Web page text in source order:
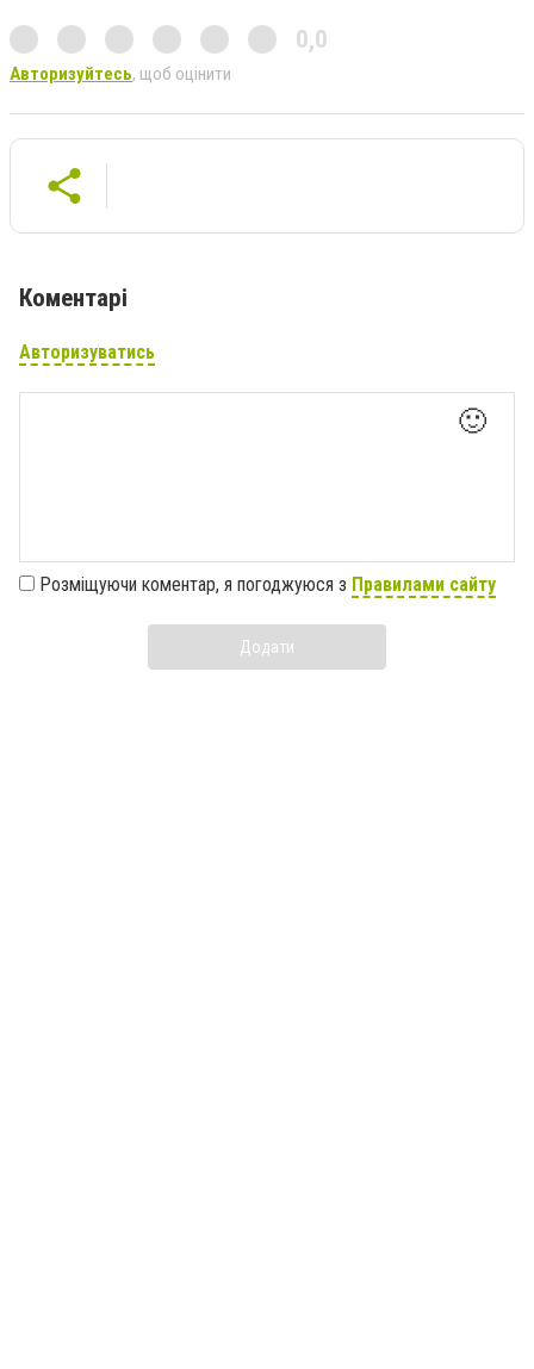
0,0
Авторизуйтесь, щоб оцінити
Коментарі
Авторизуватись
🙂
Розміщуючи коментар, я погоджуюся з Правилами сайту
Додати